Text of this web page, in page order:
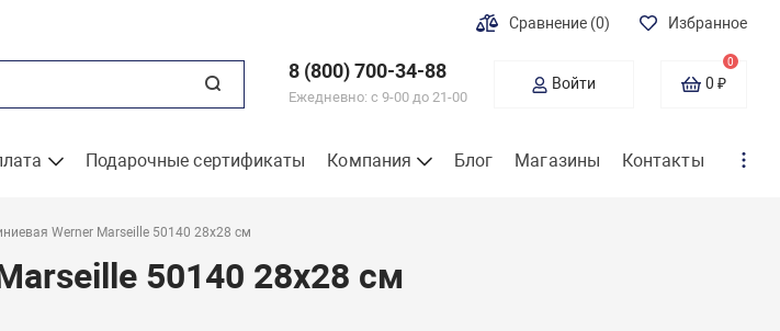
Сравнение (0) Избранное
8 (800) 700-34-88
Ежедневно: с 9-00 до 21-00
Войти 0 ₽
0
Подарочные сертификаты Компания Блог Магазины Контакты
Werner Marseille 50140 28x28 см
50140 28x28 см